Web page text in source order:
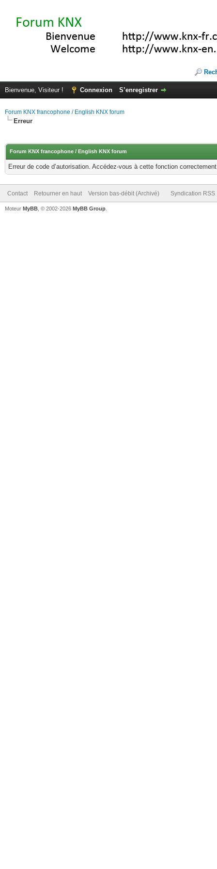
Bienvenue, Visiteur ! Connexion S’enregistrer
Forum KNX francophone / English KNX forum
Erreur
Forum KNX francophone / English KNX forum
Erreur de code d’autorisation. Accédez-vous à cette fonction
Contact Retourner en haut Version bas-débit (Archivé) Syndication RSS
Moteur MyBB , © 2002-2026 MyBB Group